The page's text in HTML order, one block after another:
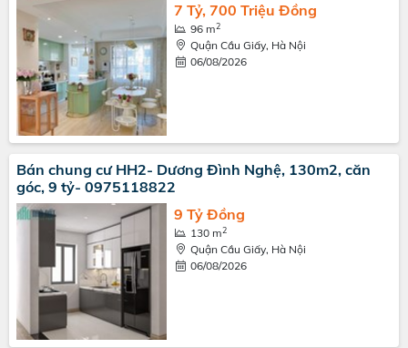
7 Tỷ, 700 Triệu Đồng
96 m2
Quận Cầu Giấy, Hà Nội
06/08/2026
Bán chung cư HH2- Dương Đình Nghệ, 130m2, căn
góc, 9 tỷ- 0975118822
9 Tỷ Đồng
130 m2
Quận Cầu Giấy, Hà Nội
06/08/2026